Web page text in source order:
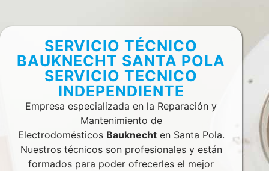
SERVICIO TÉCNICO
BAUKNECHT SANTA POLA
SERVICIO TECNICO
INDEPENDIENTE
Empresa especializada en la Reparación y
Mantenimiento de
Electrodomésticos Bauknechten Santa Pola.
Nuestros técnicos son profesionales y están
formados para poder ofrecerles el mejor